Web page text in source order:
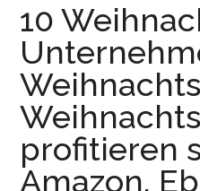
10
profitieren
Amazon,